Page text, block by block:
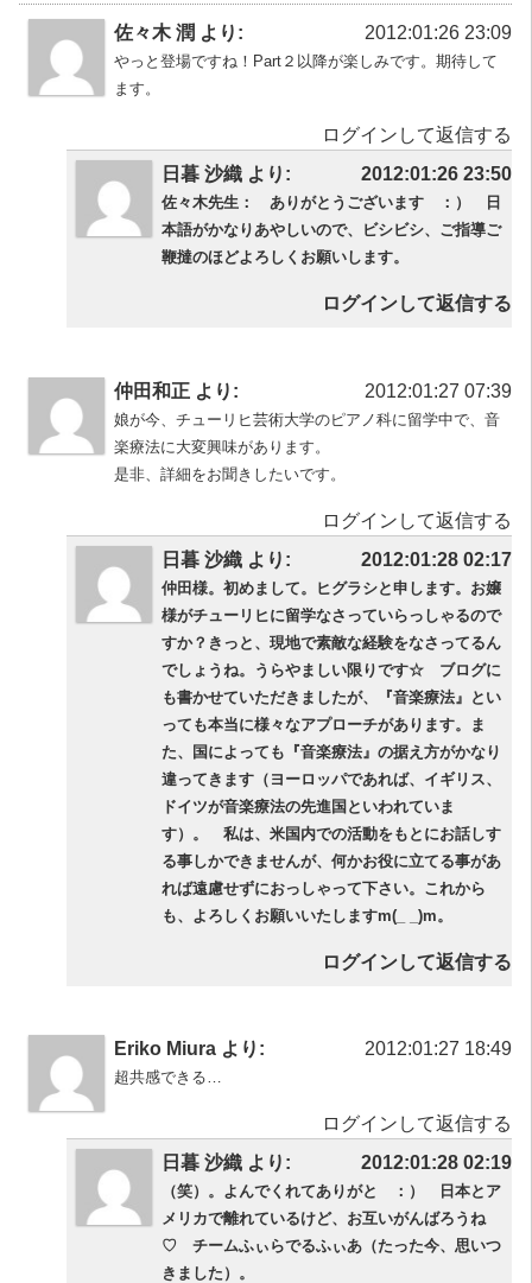
佐々木 潤 より: 2012:01:26 23:09
やっと登場ですね！Part２以降が楽しみです。期待して
ます。
ログインして返信する
日暮 沙織 より:
2012:01:26 23:50
佐々木先生： ありがとうございます ：） 日
本語がかなりあやしいので、ビシビシ、ご指導ご
鞭撻のほどよろしくお願いします。
ログインして返信する
仲田和正 より: 2012:01:27 07:39
娘が今、チューリヒ芸術大学のピアノ科に留学中で、音
楽療法に大変興味があります。
是非、詳細をお聞きしたいです。
ログインして返信する
日暮 沙織 より:
2012:01:28 02:17
仲田様。初めまして。ヒグラシと申します。お嬢
様がチューリヒに留学なさっていらっしゃるので
すか？きっと、現地で素敵な経験をなさってるん
でしょうね。うらやましい限りです☆ ブログに
も書かせていただきましたが、『音楽療法』とい
っても本当に様々なアプローチがあります。ま
た、国によっても『音楽療法』の据え方がかなり
違ってきます（ヨーロッパであれば、イギリス、
ドイツが音楽療法の先進国といわれていま
す）。 私は、米国内での活動をもとにお話しす
る事しかできませんが、何かお役に立てる事があ
れば遠慮せずにおっしゃって下さい。これから
も、よろしくお願いいたしますm(_ _)m。
ログインして返信する
Eriko Miura より: 2012:01:27 18:49
超共感できる…
ログインして返信する
日暮 沙織 より:
2012:01:28 02:19
（笑）。よんでくれてありがと ：） 日本とア
メリカで離れているけど、お互いがんばろうね
♡ チームふぃらでるふぃあ（たった今、思いつ
きました）。